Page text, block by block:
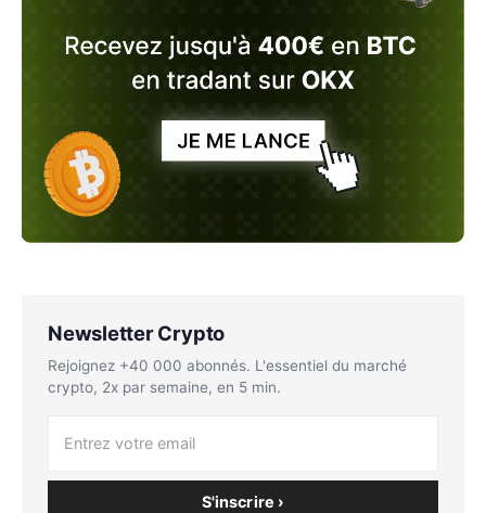
Newsletter Crypto
Rejoignez +40 000 abonnés. L'essentiel du marché
crypto, 2x par semaine, en 5 min.
S'inscrire ›